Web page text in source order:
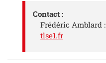
Contact :
Frédéric Amblard :
tlse1.fr